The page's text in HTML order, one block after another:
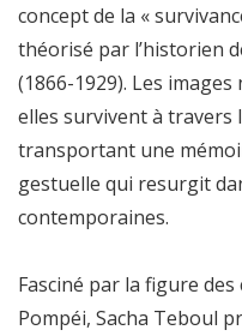
concept de la «
théorisé par l’historien
(1866-1929). Les
elles survivent à travers
transportant une
gestuelle qui resurgit
contemporaines.
Fasciné par la figure
Pompéi, Sacha Teboul